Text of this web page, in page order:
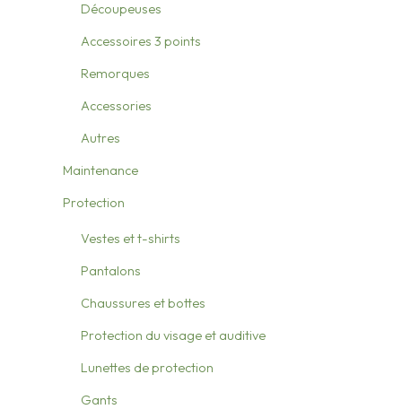
Découpeuses
Accessoires 3 points
Remorques
Accessories
Autres
Maintenance
Protection
Vestes et t-shirts
Pantalons
Chaussures et bottes
Protection du visage et auditive
Lunettes de protection
Gants